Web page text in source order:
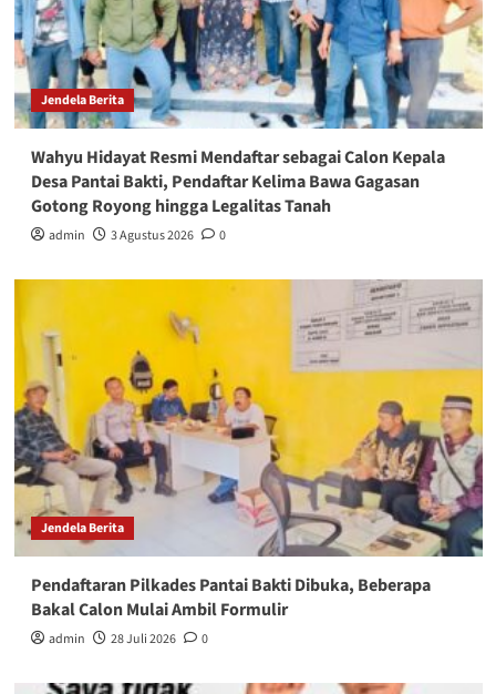
Jendela Berita
Wahyu Hidayat Resmi Mendaftar sebagai Calon Kepala
Desa Pantai Bakti, Pendaftar Kelima Bawa Gagasan
Gotong Royong hingga Legalitas Tanah
admin 3 Agustus 2026 0
Jendela Berita
Pendaftaran Pilkades Pantai Bakti Dibuka, Beberapa
Bakal Calon Mulai Ambil Formulir
admin 28 Juli 2026 0